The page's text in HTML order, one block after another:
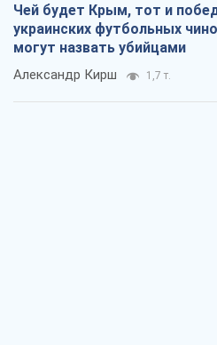
Чей будет Крым, тот и
украинских футбольных
могут назвать убийцами
Александр Кирш 1,7 т.